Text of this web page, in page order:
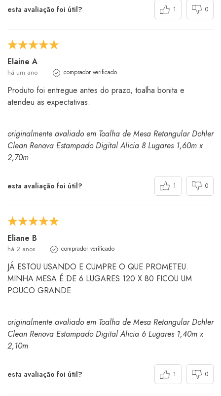
esta avaliação foi útil? 1 0
Elaine A
há um ano comprador verificado
Produto foi entregue antes do prazo, toalha bonita e
atendeu as expectativas.
originalmente avaliado em Toalha de Mesa Retangular Dohler
Clean Renova Estampado Digital Alicia 8 Lugares 1,60m x
2,70m
esta avaliação foi útil? 1 0
Eliane B
há 2 anos comprador verificado
JÁ ESTOU USANDO E CUMPRE O QUE PROMETEU.
MINHA MESA É DE 6 LUGARES 120 X 80 FICOU UM
POUCO GRANDE
originalmente avaliado em Toalha de Mesa Retangular Dohler
Clean Renova Estampado Digital Alicia 6 Lugares 1,40m x
2,10m
esta avaliação foi útil? 1 0